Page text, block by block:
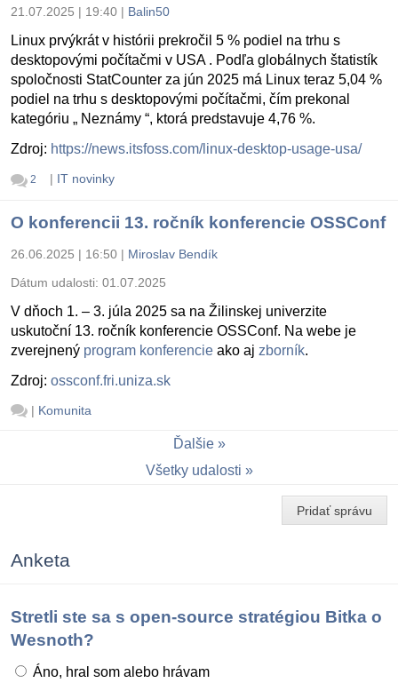
21.07.2025 | 19:40 | Balin50
Linux prvýkrát v histórii prekročil 5 % podiel na trhu s
desktopovými počítačmi v USA . Podľa globálnych štatistík
spoločnosti StatCounter za jún 2025 má Linux teraz 5,04 %
podiel na trhu s desktopovými počítačmi, čím prekonal
kategóriu „ Neznámy “, ktorá predstavuje 4,76 %.
Zdroj: https://news.itsfoss.com/linux-desktop-usage-usa/
2 | IT novinky
O konferencii 13. ročník konferencie OSSConf
26.06.2025 | 16:50 | Miroslav Bendík
Dátum udalosti: 01.07.2025
V dňoch 1. – 3. júla 2025 sa na Žilinskej univerzite
uskutoční 13. ročník konferencie OSSConf. Na webe je
zverejnený program konferencie ako aj zborník.
Zdroj: ossconf.fri.uniza.sk
| Komunita
Ďalšie
Všetky udalosti
Pridať správu
Anketa
Stretli ste sa s open-source stratégiou Bitka o
Wesnoth?
Áno, hral som alebo hrávam